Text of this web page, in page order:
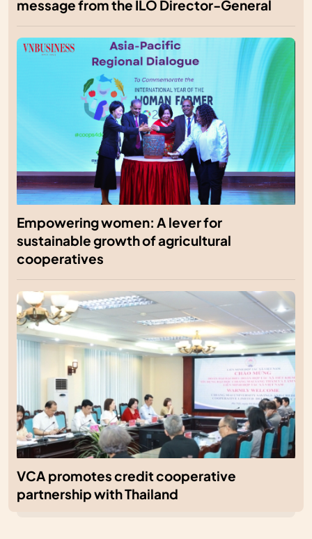
message from the ILO Director-General
Empowering women: A lever for
sustainable growth of agricultural
cooperatives
VCA promotes credit cooperative
partnership with Thailand